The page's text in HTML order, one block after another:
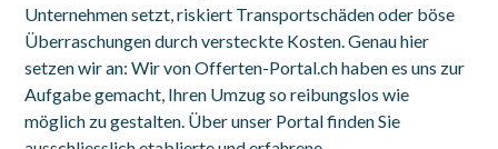
Unternehmen setzt, riskiert Transportschäden oder böse
Überraschungen durch versteckte Kosten. Genau hier
setzen wir an: Wir von Offerten-Portal.ch haben es uns zur
Aufgabe gemacht, Ihren Umzug so reibungslos wie
möglich zu gestalten. Über unser Portal finden Sie